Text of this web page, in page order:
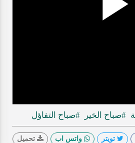
Play
#صباح الخير #صباح التفاؤل
تويتر واتس اب تحميل